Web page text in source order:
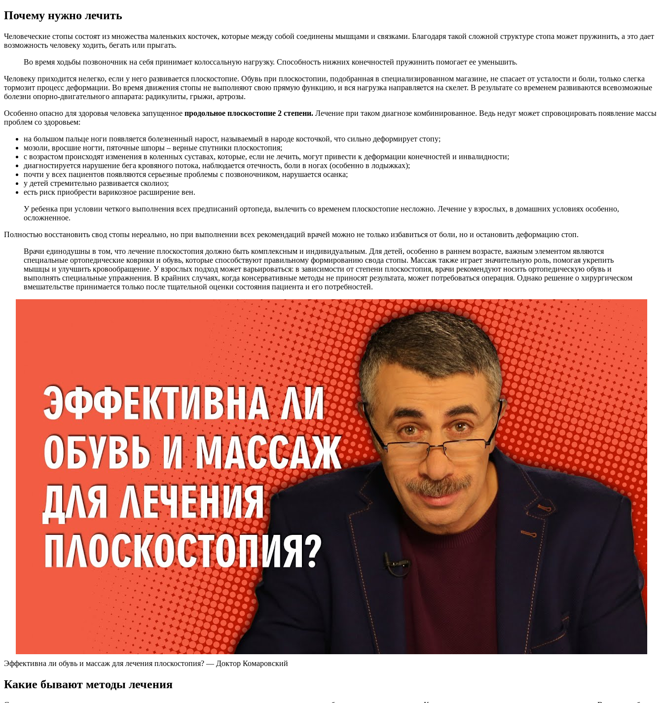
Почему нужно лечить
Человеческие стопы состоят из множества маленьких косточек, которые между собой соединены мышцами и связками. Благодаря такой сложной структуре стопа может пружинить, а это дает
возможность человеку ходить, бегать или прыгать.
Во время ходьбы позвоночник на себя принимает колоссальную нагрузку. Способность нижних конечностей пружинить помогает ее уменьшить.
Человеку приходится нелегко, если у него развивается плоскостопие. Обувь при плоскостопии, подобранная в специализированном магазине, не спасает от усталости и боли, только слегка
тормозит процесс деформации. Во время движения стопы не выполняют свою прямую функцию, и вся нагрузка направляется на скелет. В результате со временем развиваются всевозможные
болезни опорно-двигательного аппарата: радикулиты, грыжи, артрозы.
Особенно опасно для здоровья человека запущенное продольное плоскостопие 2 степени. Лечение при таком диагнозе комбинированное. Ведь недуг может спровоцировать появление массы
проблем со здоровьем:
на большом пальце ноги появляется болезненный нарост, называемый в народе косточкой, что сильно деформирует стопу;
мозоли, вросшие ногти, пяточные шпоры – верные спутники плоскостопия;
с возрастом происходят изменения в коленных суставах, которые, если не лечить, могут привести к деформации конечностей и инвалидности;
диагностируется нарушение бега кровяного потока, наблюдается отечность, боли в ногах (особенно в лодыжках);
почти у всех пациентов появляются серьезные проблемы с позвоночником, нарушается осанка;
у детей стремительно развивается сколиоз;
есть риск приобрести варикозное расширение вен.
У ребенка при условии четкого выполнения всех предписаний ортопеда, вылечить со временем плоскостопие несложно. Лечение у взрослых, в домашних условиях особенно,
осложненное.
Полностью восстановить свод стопы нереально, но при выполнении всех рекомендаций врачей можно не только избавиться от боли, но и остановить деформацию стоп.
Врачи единодушны в том, что лечение плоскостопия должно быть комплексным и индивидуальным. Для детей, особенно в раннем возрасте, важным элементом являются
специальные ортопедические коврики и обувь, которые способствуют правильному формированию свода стопы. Массаж также играет значительную роль, помогая укрепить
мышцы и улучшить кровообращение. У взрослых подход может варьироваться: в зависимости от степени плоскостопия, врачи рекомендуют носить ортопедическую обувь и
выполнять специальные упражнения. В крайних случаях, когда консервативные методы не приносят результата, может потребоваться операция. Однако решение о хирургическом
вмешательстве принимается только после тщательной оценки состояния пациента и его потребностей.
Эффективна ли обувь и массаж для лечения плоскостопия? — Доктор Комаровский
Какие бывают методы лечения